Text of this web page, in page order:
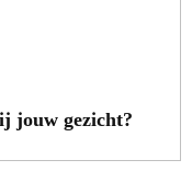
jouw gezicht?